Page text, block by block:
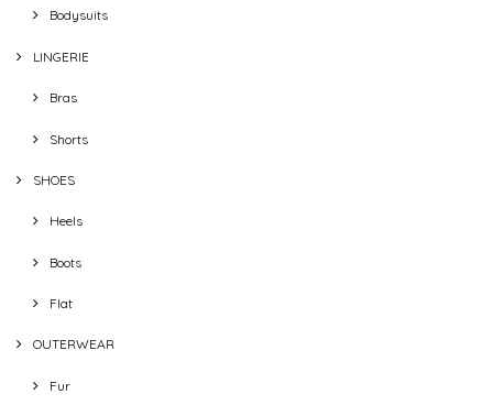
Bodysuits
LINGERIE
Bras
Shorts
SHOES
Heels
Boots
Flat
OUTERWEAR
Fur